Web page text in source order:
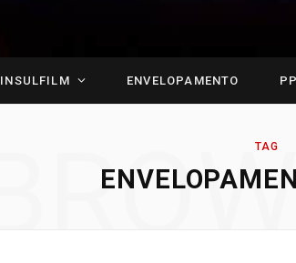
INSULFILM ENVELOPAMENTO
TAG